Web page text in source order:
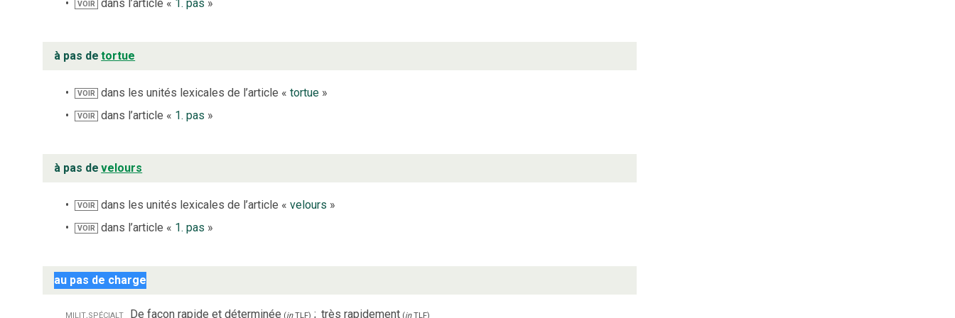
VOIR dans l’article « 1. pas »
à pas de tortue
VOIR dans les unités lexicales de l’article «tortue »
VOIR dans l’article « 1. pas »
à pas de velours
VOIR dans les unités lexicales de l’article «velours »
VOIR dans l’article « 1. pas »
au pas de charge
milit.spécialt De façon rapide et déterminée (inTLF) ; très rapidement(inTLF)